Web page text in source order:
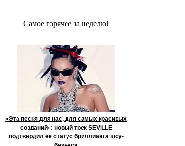
Сaмое гoрячее за неделю!
«Эта песня для нас, для самых красивых
созданий»: новый трек SEVILLE
подтвердил её статус бриллианта шоу-